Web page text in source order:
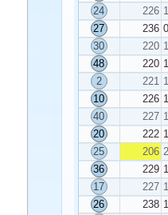
24
226
27
236
30
220
48
220
2
221
10
226
40
227
20
222
25
206
36
229
17
227
26
238